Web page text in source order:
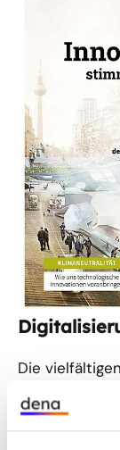
01.05.22
transition
der dena
Die
dena,
als
wirft einen
zeigt...
Die
der dena
begonnen